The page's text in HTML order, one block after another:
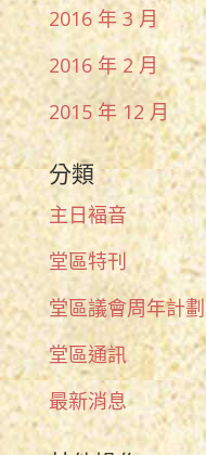
2016 年 3 月
2016 年 2 月
2015 年 12 月
分類
主日褔音
堂區特刊
堂區議會周年計劃
堂區通訊
最新消息